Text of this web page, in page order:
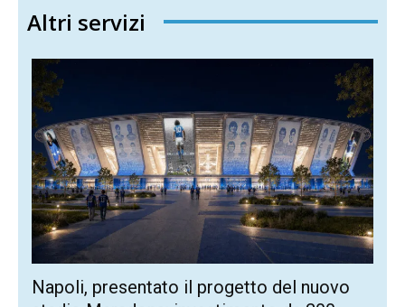
Altri servizi
Napoli, presentato il progetto del nuovo